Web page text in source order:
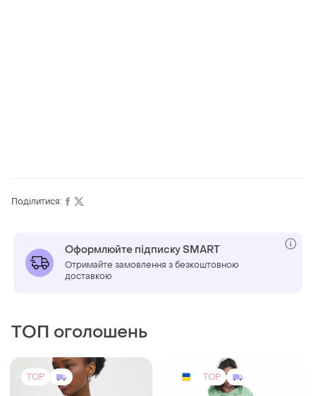
Поділитися:
Оформлюйте підписку SMART
Отримайте замовлення з безкоштовною
доставкою
ТОП оголошень
TOP TOP